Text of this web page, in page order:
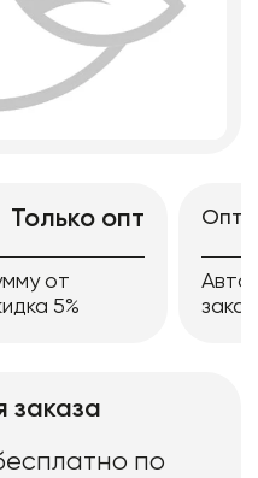
Только опт
от
5%
заказа
по